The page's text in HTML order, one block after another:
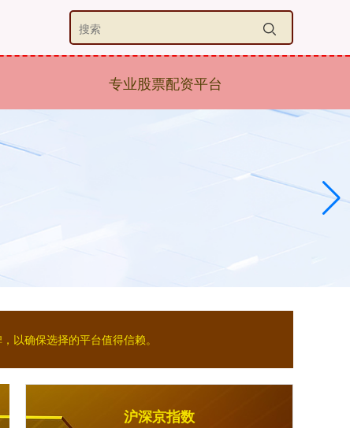
专业股票配资平台
以确保选择的平台值得信赖。
沪深京指数